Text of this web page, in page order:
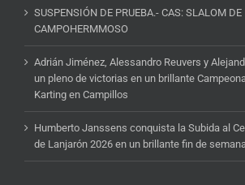
SUSPENSIÓN DE PRUEBA.- CAS: SLALOM DE
CAMPOHERMMOSO
Adrián Jiménez, Alessandro Reuvers y
un pleno de victorias en un brillante
Karting en Campillos
Humberto Janssens conquista la Subida al
de Lanjarón 2026 en un brillante fin de